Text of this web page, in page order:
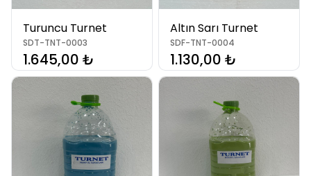
Turuncu Turnet
SDT-TNT-0003
1.645,00 ₺
Altın Sarı Turnet
SDF-TNT-0004
1.130,00 ₺